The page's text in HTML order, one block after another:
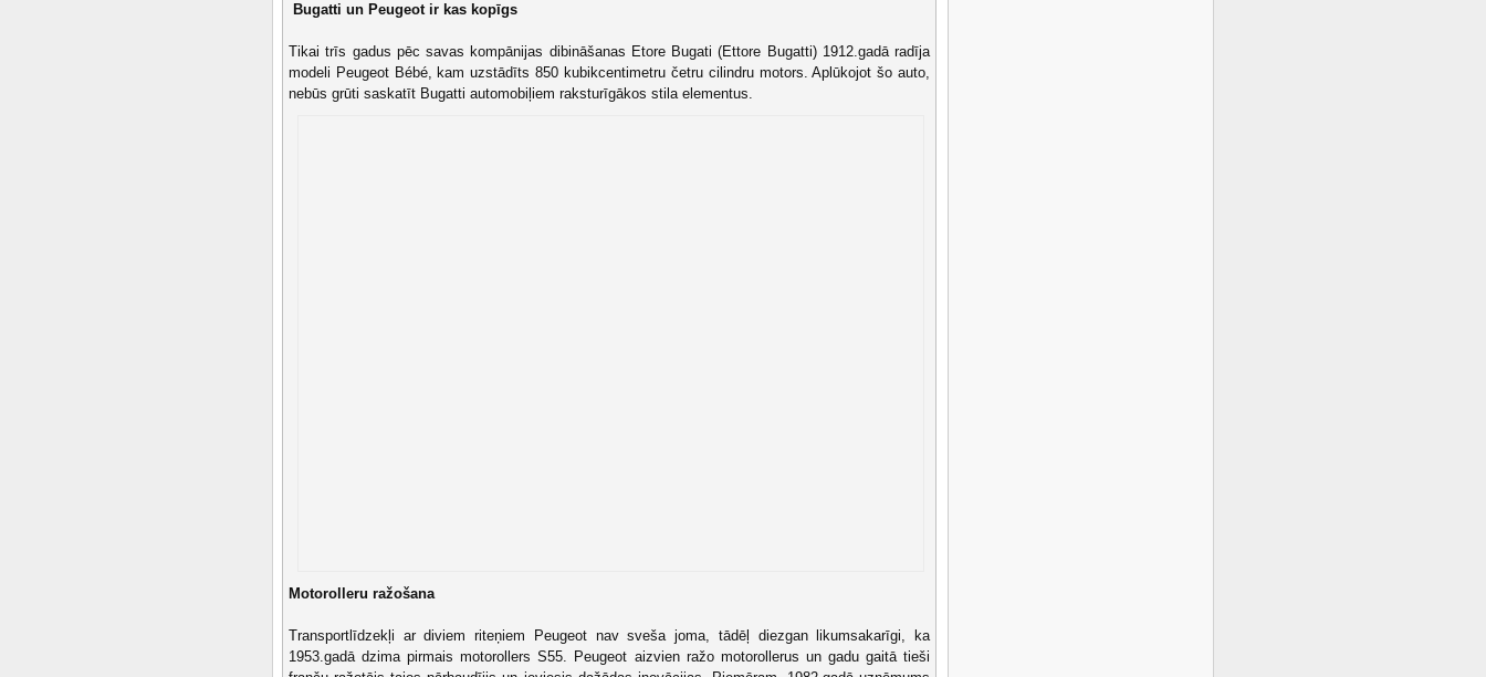
Bugatti un Peugeot ir kas kopīgs
Tikai trīs gadus pēc savas kompānijas dibināšanas Etore Bugati (Ettore Bugatti) 1912.gadā radīja
modeli Peugeot Bébé, kam uzstādīts 850 kubikcentimetru četru cilindru motors. Aplūkojot šo auto,
nebūs grūti saskatīt Bugatti automobiļiem raksturīgākos stila elementus.
Motorolleru ražošana
Transportlīdzekļi ar diviem riteņiem Peugeot nav sveša joma, tādēļ diezgan likumsakarīgi, ka
1953.gadā dzima pirmais motorollers S55. Peugeot aizvien ražo motorollerus un gadu gaitā tieši